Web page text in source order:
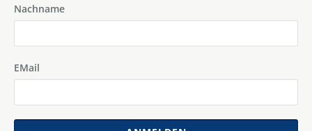
Nachname
EMail